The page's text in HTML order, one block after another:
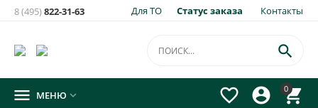
Для ТО Статус заказа Контакты
8 (495)822-31-63
0




 МЕНЮ 